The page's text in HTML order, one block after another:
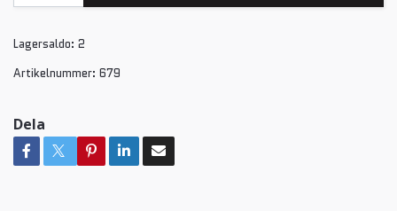
Lagersaldo: 2
Artikelnummer: 679
Dela